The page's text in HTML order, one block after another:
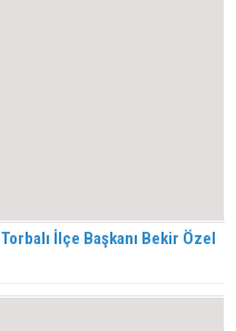
Torbalı İlçe Başkanı Bekir Özel